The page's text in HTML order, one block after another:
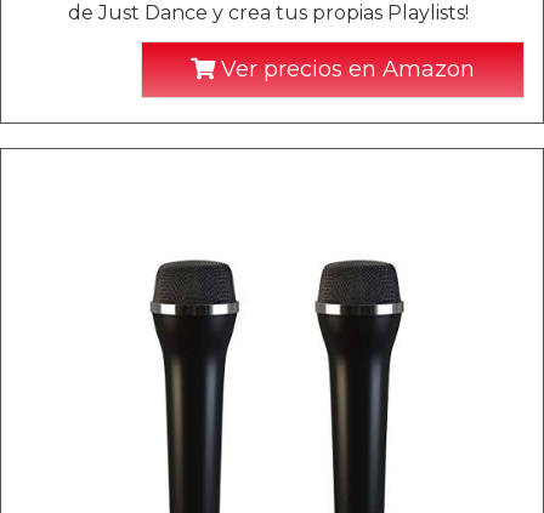
de Just Dance y crea tus propias Playlists!
Ver precios en Amazon